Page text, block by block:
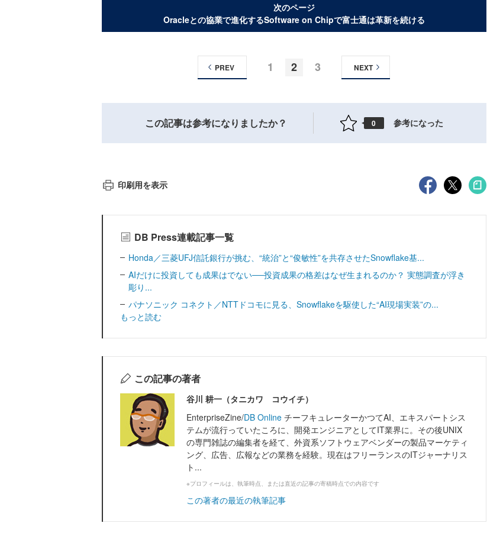
次のページ
Oracleとの協業で進化するSoftware on Chipで富士通は革新を続ける
1 2 3
PREV NEXT
この記事は参考になりましたか？ 0 参考になった
印刷用を表示
DB Press連載記事一覧
Honda／三菱UFJ信託銀行が挑む、“統治”と“俊敏性”を共存させたSnowflake基...
AIだけに投資しても成果はでない──投資成果の格差はなぜ生まれるのか？ 実態調査が浮き
彫り...
パナソニック コネクト／NTTドコモに見る、Snowflakeを駆使した“AI現場実装”の...
もっと読む
この記事の著者
谷川 耕一（タニカワ コウイチ）
EnterpriseZine/DB Online チーフキュレーターかつてAI、エキスパートシス
テムが流行っていたころに、開発エンジニアとしてIT業界に。その後UNIX
の専門雑誌の編集者を経て、外資系ソフトウェアベンダーの製品マーケティ
ング、広告、広報などの業務を経験。現在はフリーランスのITジャーナリス
ト...
※プロフィールは、執筆時点、または直近の記事の寄稿時点での内容です
この著者の最近の執筆記事